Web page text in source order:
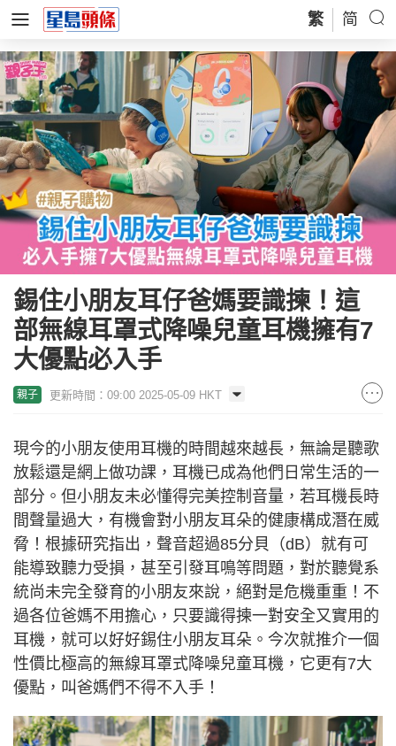
繁 简
錫住小朋友耳仔爸媽要識揀！這
部無線耳罩式降噪兒童耳機擁有7
大優點必入手
親子 更新時間：09:00 2025-05-09 HKT
現今的小朋友使用耳機的時間越來越長，無論是聽歌
放鬆還是網上做功課，耳機已成為他們日常生活的一
部分。但小朋友未必懂得完美控制音量，若耳機長時
間聲量過大，有機會對小朋友耳朵的健康構成潛在威
脅！根據研究指出，聲音超過85分貝（dB）就有可
能導致聽力受損，甚至引發耳鳴等問題，對於聽覺系
統尚未完全發育的小朋友來說，絕對是危機重重！不
過各位爸媽不用擔心，只要識得揀一對安全又實用的
耳機，就可以好好錫住小朋友耳朵。今次就推介一個
性價比極高的無線耳罩式降噪兒童耳機，它更有7大
優點，叫爸媽們不得不入手！